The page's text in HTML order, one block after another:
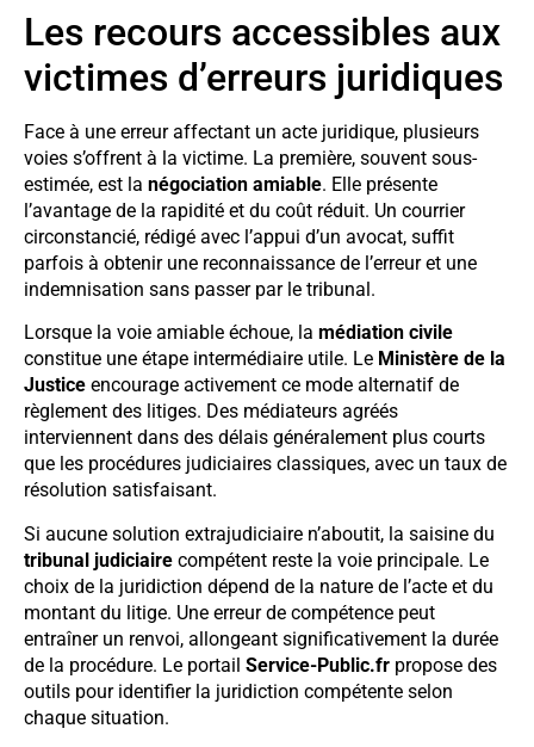
Les recours accessibles aux
victimes d’erreurs juridiques
Face à une erreur affectant un acte juridique, plusieurs
voies s’offrent à la victime. La première, souvent sous-
estimée, est la négociation amiable. Elle présente
l’avantage de la rapidité et du coût réduit. Un courrier
circonstancié, rédigé avec l’appui d’un avocat, suffit
parfois à obtenir une reconnaissance de l’erreur et une
indemnisation sans passer par le tribunal.
Lorsque la voie amiable échoue, la médiation civile
constitue une étape intermédiaire utile. Le Ministère de la
Justice encourage activement ce mode alternatif de
règlement des litiges. Des médiateurs agréés
interviennent dans des délais généralement plus courts
que les procédures judiciaires classiques, avec un taux de
résolution satisfaisant.
Si aucune solution extrajudiciaire n’aboutit, la saisine du
tribunal judiciaire compétent reste la voie principale. Le
choix de la juridiction dépend de la nature de l’acte et du
montant du litige. Une erreur de compétence peut
entraîner un renvoi, allongeant significativement la durée
de la procédure. Le portail Service-Public.fr propose des
outils pour identifier la juridiction compétente selon
chaque situation.